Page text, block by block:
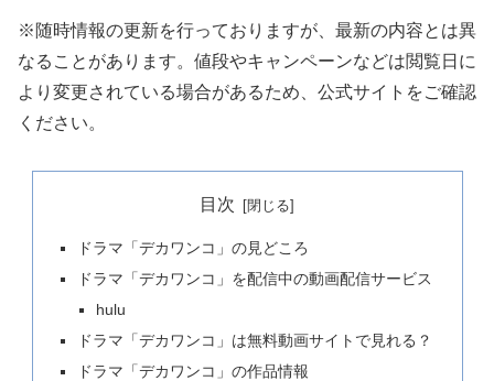
※随時情報の更新を行っておりますが、最新の内容とは異
なることがあります。値段やキャンペーンなどは閲覧日に
より変更されている場合があるため、公式サイトをご確認
ください。
目次
ドラマ「デカワンコ」の見どころ
ドラマ「デカワンコ」を配信中の動画配信サービス
hulu
ドラマ「デカワンコ」は無料動画サイトで見れる？
ドラマ「デカワンコ」の作品情報